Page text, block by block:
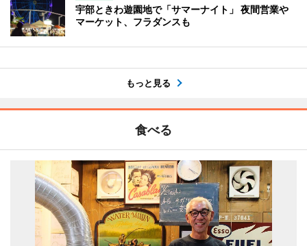
宇部ときわ遊園地で「サマーナイト」 夜間営業や
マーケット、フラダンスも
もっと見る
食べる